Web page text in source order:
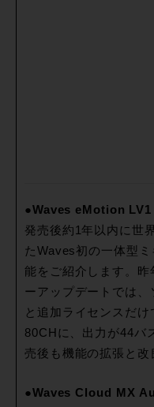
●Waves eMotion
発売後約1年以内に世
たWaves初の一体型
能をご紹介します。昨
ーアップデートでは、
と追加ライセンスだ
80CHに、出力が44バ
売後も機能の拡張と改
●Waves Cloud MX